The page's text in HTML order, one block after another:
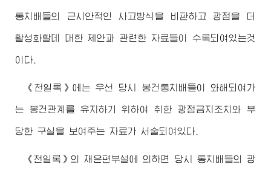
통치배들의 근시안적인 사고방식을 비판하고 광점을 더
활성화할데 대한 제안과 관련한 자료들이 수록되여있는것
이다.
《천일록》에는 우선 당시 봉건통치배들이 와해되여가
는 봉건관계를 유지하기 위하여 취한 광점금지조치와 부
당한 구실을 보여주는 자료가 서술되여있다.
《천일록》의 채은편부설에 의하면 당시 통치배들의 광